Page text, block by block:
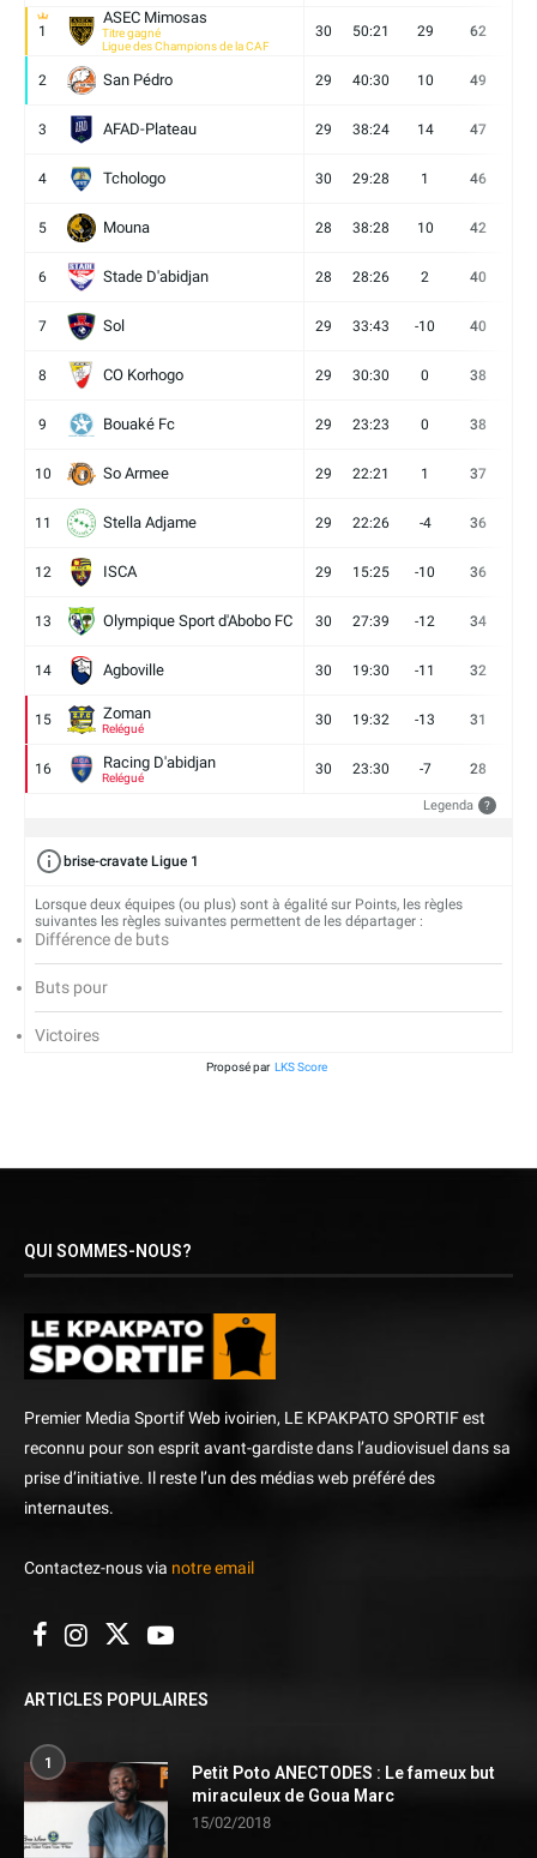
1
ASEC Mimosas
Titre gagné
Ligue des Champions de la CAF
30 50:21 29 62
2 San Pédro 29 40:30 10 49
3 AFAD-Plateau 29 38:24 14 47
4 Tchologo 30 29:28 1 46
5 Mouna 28 38:28 10 42
6 Stade D'abidjan 28 28:26 2 40
7 Sol 29 33:43 -10 40
8 CO Korhogo 29 30:30 0 38
9 Bouaké Fc 29 23:23 0 38
10 So Armee 29 22:21 1 37
11 Stella Adjame 29 22:26 -4 36
12 ISCA 29 15:25 -10 36
13 Olympique Sport d'Abobo FC 30 27:39 -12 34
14 Agboville 30 19:30 -11 32
15 Zoman
Relégué
30 19:32 -13 31
16 Racing D'abidjan
Relégué
30 23:30 -7 28
Legenda ?
brise-cravate Ligue 1
Lorsque deux équipes (ou plus) sont à égalité sur Points, les règles
suivantes les règles suivantes permettent de les départager :
Différence de buts
Buts pour
Victoires
Proposé par LKS Score
QUI SOMMES-NOUS?
Premier Media Sportif Web ivoirien, LE KPAKPATO SPORTIF est
reconnu pour son esprit avant-gardiste dans l’audiovisuel dans sa
prise d’initiative. Il reste l’un des médias web préféré des
internautes.
Contactez-nous via notre email
ARTICLES POPULAIRES
1
Petit Poto ANECTODES : Le fameux but
miraculeux de Goua Marc
15/02/2018